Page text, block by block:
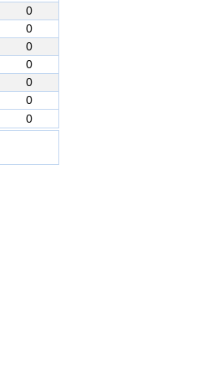
0
0
0
0
0
0
0